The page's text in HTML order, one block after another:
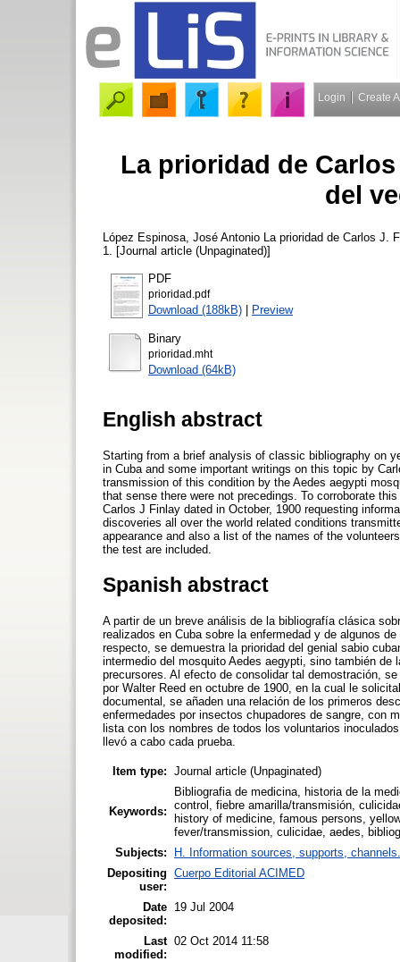
Login Create
La prioridad de
del
López Espinosa, José Antonio La prioridad de Carlos J.
1. [Journal article (Unpaginated)]
PDF
prioridad.pdf
Download (188kB) | Preview
Binary
prioridad.mht
Download (64kB)
English abstract
Starting from a brief analysis of classic bibliography on
in Cuba and some important writings on this topic by
transmission of this condition by the Aedes aegypti
that sense there were not precedings. To corroborate
Carlos J Finlay dated in October, 1900 requesting
discoveries all over the world related conditions
appearance and also a list of the names of the
the test are included.
Spanish abstract
A partir de un breve análisis de la bibliografía clásica
realizados en Cuba sobre la enfermedad y de algunos
respecto, se demuestra la prioridad del genial sabio
intermedio del mosquito Aedes aegypti, sino también
precursores. Al efecto de consolidar tal demostración,
por Walter Reed en octubre de 1900, en la cual le
documental, se añaden una relación de los primeros
enfermedades por insectos chupadores de sangre, con
lista con los nombres de todos los voluntarios
llevó a cabo cada prueba.
Item type: Journal article (Unpaginated)
Keywords:
Bibliografia de medicina, historia de la
control, fiebre amarilla/transmisión,
history of medicine, famous persons,
fever/transmission, culicidae, aedes,
Subjects:
H. Information sources, supports, channels.
Depositing
user:
Cuerpo Editorial ACIMED
Date
deposited:
19 Jul 2004
Last
modified:
02 Oct 2014 11:58